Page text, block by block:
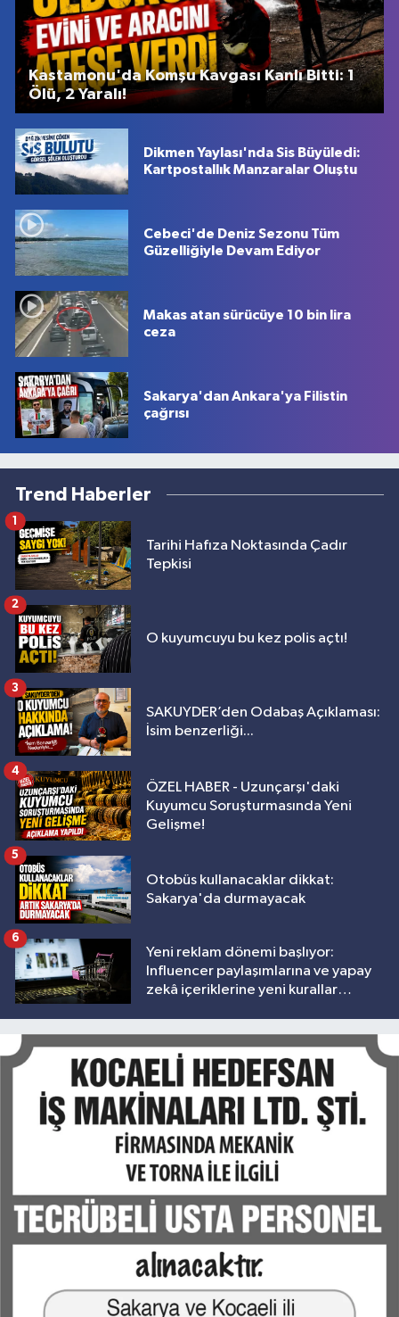
Kastamonu'da Komşu Kavgası Kanlı Bitti: 1
Ölü, 2 Yaralı!
Dikmen Yaylası'nda Sis Büyüledi:
Kartpostallık Manzaralar Oluştu
Cebeci'de Deniz Sezonu Tüm
Güzelliğiyle Devam Ediyor
Makas atan sürücüye 10 bin lira
ceza
Sakarya'dan Ankara'ya Filistin
çağrısı
Trend Haberler
Tarihi Hafıza Noktasında Çadır
Tepkisi
1
O kuyumcuyu bu kez polis açtı!
2
SAKUYDER’den Odabaş Açıklaması:
İsim benzerliği...
3
ÖZEL HABER - Uzunçarşı'daki
Kuyumcu Soruşturmasında Yeni
Gelişme!
4
Otobüs kullanacaklar dikkat:
Sakarya'da durmayacak
5
Yeni reklam dönemi başlıyor:
Influencer paylaşımlarına ve yapay
zekâ içeriklerine yeni kurallar
6